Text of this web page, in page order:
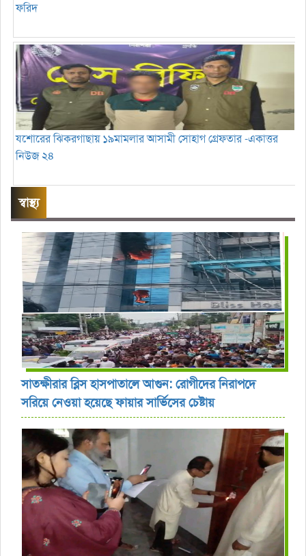
ফরিদ
যশোরের ঝিকরগাছায় ১৯মামলার আসামী সোহাগ গ্রেফতার -একাত্তর
নিউজ ২৪
স্বাস্থ্য
সাতক্ষীরার ব্লিস হাসপাতালে আগুন: রোগীদের নিরাপদে
সরিয়ে নেওয়া হয়েছে ফায়ার সার্ভিসের চেষ্টায়